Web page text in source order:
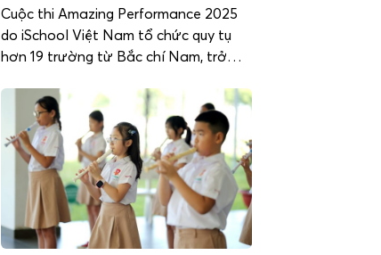
Cuộc thi Amazing Performance 2025
do iSchool Việt Nam tổ chức quy tụ
hơn 19 trường từ Bắc chí Nam, trở
nghĩa dành cho học sinh trong hệ
thống iSchool và UK Academy. Trong
đó, Trường iSchool Ninh Thuận đã
xuất sắc giành Giải Nhì toàn hệ thống